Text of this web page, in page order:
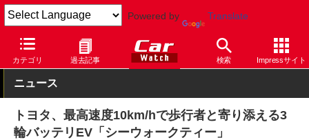
Powered by Translate
カテゴリ 過去記事 検索 Impressサイト
Car Watch 自動車 トヨタ
ニュース
トヨタ、最高速度10km/hで歩行者と寄り添える3
輪バッテリEV「シーウォークティー」